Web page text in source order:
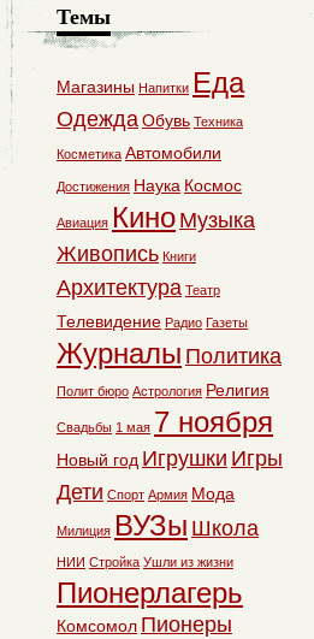
Темы
Магазины Напитки Еда
ОдеждаОбувь Техника
Косметика Автомобили
Достижения Наука Космос
Авиация Кино Музыка
Живопись Книги
Архитектура Театр
Телевидение Радио Газеты
Журналы Политика
Полит бюро Астрология Религия
Свадьбы 1 мая 7 ноября
Новый год Игрушки Игры
Дети Спорт Армия Мода
Милиция ВУЗы Школа
НИИ Стройка Ушли из жизни
Пионерлагерь
Комсомол Пионеры